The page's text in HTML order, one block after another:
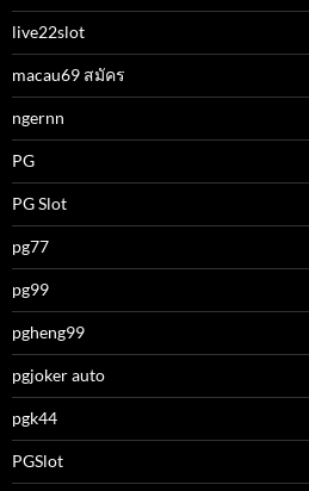
live22slot
macau69 สมัคร
ngernn
PG
PG Slot
pg77
pg99
pgheng99
pgjoker auto
pgk44
PGSlot